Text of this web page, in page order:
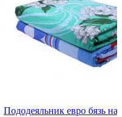
Пододеяльник евро бязь